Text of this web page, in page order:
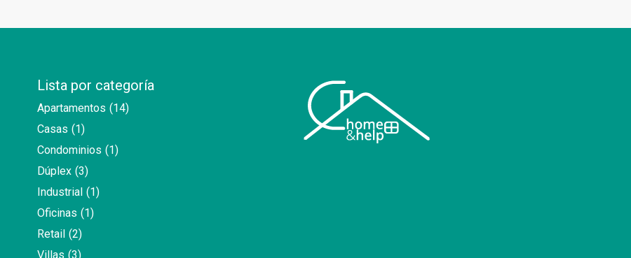
Lista por categoría
Apartamentos (14)
Casas (1)
Condominios (1)
Dúplex (3)
Industrial (1)
Oficinas (1)
Retail (2)
Villas (3)